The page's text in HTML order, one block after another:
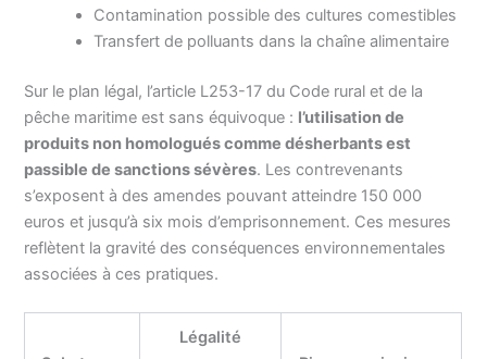
Contamination possible des cultures comestibles
Transfert de polluants dans la chaîne alimentaire
Sur le plan légal, l’article L253-17 du Code rural et de la
pêche maritime est sans équivoque : l’utilisation de
produits non homologués comme désherbants est
passible de sanctions sévères. Les contrevenants
s’exposent à des amendes pouvant atteindre 150 000
euros et jusqu’à six mois d’emprisonnement. Ces mesures
reflètent la gravité des conséquences environnementales
associées à ces pratiques.
Légalité